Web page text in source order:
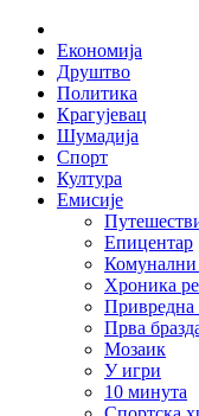
Skip
content
Економија
Друштво
Политика
Крагујевац
Шумадија
Спорт
Култура
Емисије
Епицентар
Комунални
Хроника
Привредна
Прва
Мозаик
У игри
10 минута